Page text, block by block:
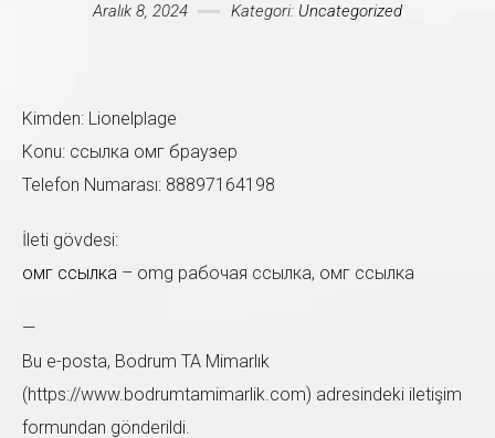
Aralık 8, 2024 Kategori: Uncategorized
Kimden: Lionelplage
Konu: ссылка омг браузер
Telefon Numarası: 88897164198
İleti gövdesi:
омг ссылка – omg рабочая ссылка, омг ссылка
—
Bu e-posta, Bodrum TA Mimarlık
(https://www.bodrumtamimarlik.com) adresindeki iletişim
formundan gönderildi.